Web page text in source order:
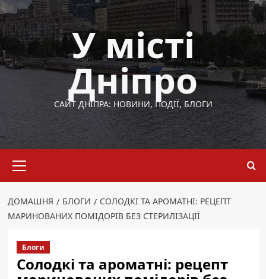
Перейти
до
вмісту
У місті
Дніпро
САЙТ ДНІПРА: НОВИНИ, ПОДІЇ, БЛОГИ
меню
ДОМАШНЯ БЛОГИ
СОЛОДКІ ТА АРОМАТНІ: РЕЦЕПТ
МАРИНОВАНИХ ПОМІДОРІВ БЕЗ СТЕРИЛІЗАЦІЇ
Блоги
Солодкі та ароматні: рецепт